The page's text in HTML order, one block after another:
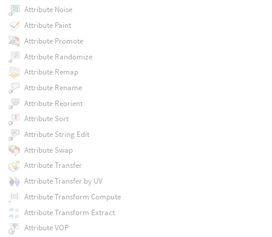
Attribute Noise
Attribute Paint
Attribute Promote
Attribute Randomize
Attribute Remap
Attribute Rename
Attribute Reorient
Attribute Sort
Attribute String Edit
Attribute Swap
Attribute Transfer
Attribute Transfer by UV
Attribute Transform Compute
Attribute Transform Extract
Attribute VOP